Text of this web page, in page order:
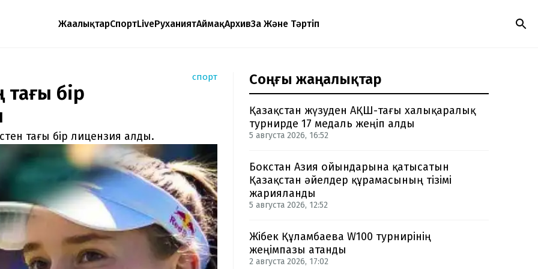
ЖаңалықтарСпортLiveРуханиятАймақАрхивЗаң Және Тәртіп
спорт
тағы бір
тағы бір лицензия алды.
Соңғы жаңалықтар
Қазақстан жүзуден АҚШ-тағы халықаралық
турнирде 17 медаль жеңіп алды
5 августа 2026, 16:52
Бокстан Азия ойындарына қатысатын
Қазақстан әйелдер құрамасының тізімі
жарияланды
5 августа 2026, 12:52
Жібек Құламбаева W100 турнирінің
жеңімпазы атанды
2 августа 2026, 17:02